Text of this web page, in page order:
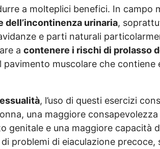
a molteplici benefici. In campo
dell’incontinenza urinaria,
e parti naturali
acontenere i rischi di prolasso
muscolare che contiene
, l’uso di questi esercizi
una maggiore
genitale e una maggiore capacità
problemi di eiaculazione